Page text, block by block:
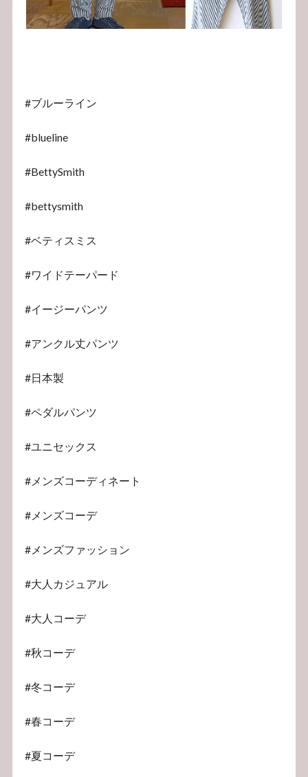
#ブルーライン
#blueline
#BettySmith
#bettysmith
#ベティスミス
#ワイドテーパード
#イージーパンツ
#アンクル丈パンツ
#日本製
#ペダルパンツ
#ユニセックス
#メンズコーディネート
#メンズコーデ
#メンズファッション
#大人カジュアル
#大人コーデ
#秋コーデ
#冬コーデ
#春コーデ
#夏コーデ